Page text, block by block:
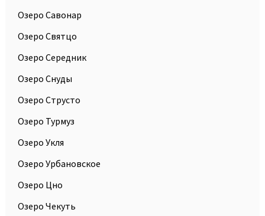
Озеро Савонар
Озеро Святцо
Озеро Середник
Озеро Снуды
Озеро Струсто
Озеро Турмуз
Озеро Укля
Озеро Урбановское
Озеро Цно
Озеро Чекуть